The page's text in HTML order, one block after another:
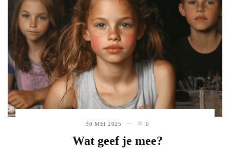
30 MEI 2025 0
Wat geef je mee?